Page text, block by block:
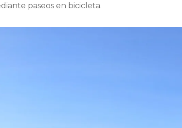
paseos en bicicleta.